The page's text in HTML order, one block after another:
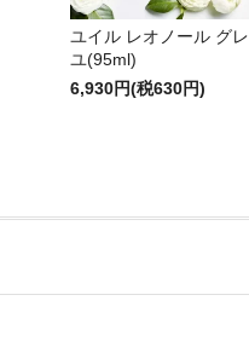
ユイル レオノール グレ
ユ(95ml)
6,930円(税630円)